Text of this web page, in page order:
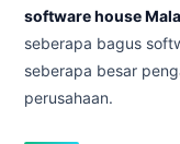
software house
seberapa bagus
seberapa besar
perusahaan.